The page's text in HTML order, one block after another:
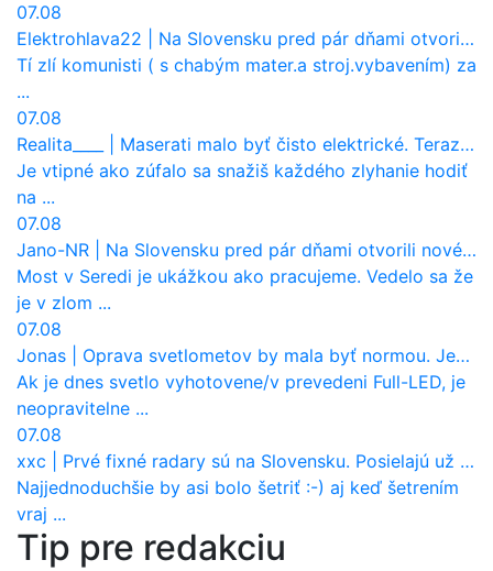
07.08
Elektrohlava22
Na Slovensku pred pár dňami otvorili nové mosty, ktoré to sú?
Tí zlí komunisti ( s chabým mater.a stroj.vybavením) za
...
07.08
Realita____
Maserati malo byť čisto elektrické. Teraz zisťuje, že potrebuje nový osemvalcový motor
Je vtipné ako zúfalo sa snažiš každého zlyhanie hodiť
na ...
07.08
Jano-NR
Na Slovensku pred pár dňami otvorili nové mosty, ktoré to sú?
Most v Seredi je ukážkou ako pracujeme. Vedelo sa že
je v zlom ...
07.08
Jonas
Oprava svetlometov by mala byť normou. Jeden nový dnes stojí priemerne 1251 eur!
Ak je dnes svetlo vyhotovene/v prevedeni Full-LED, je
neopravitelne ...
07.08
xxc
Prvé fixné radary sú na Slovensku. Posielajú už pokuty? Ukáže ich Waze?
Najjednoduchšie by asi bolo šetriť :-) aj keď šetrením
vraj ...
Tip pre redakciu